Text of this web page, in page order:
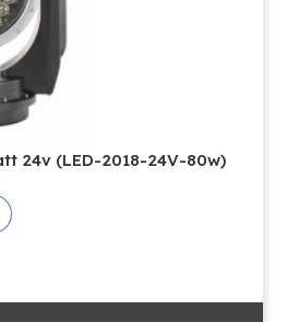
24v (LED-2018-24V-80w)